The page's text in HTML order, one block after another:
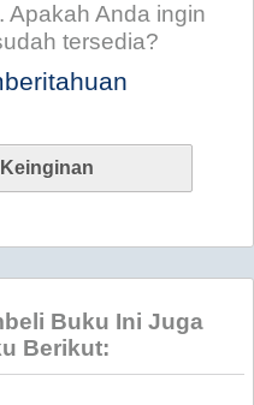
Apakah Anda ingin
tersedia?
Buku Ini Juga
Berikut: